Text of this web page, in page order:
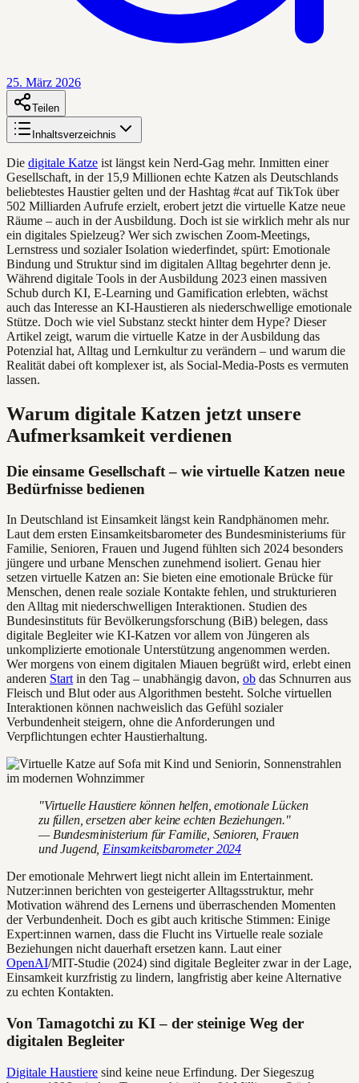
25. März 2026
Teilen
Inhaltsverzeichnis
Die digitale Katze ist längst kein Nerd-Gag mehr. Inmitten einer
Gesellschaft, in der 15,9 Millionen echte Katzen als Deutschlands
beliebtestes Haustier gelten und der Hashtag #cat auf TikTok über
502 Milliarden Aufrufe erzielt, erobert jetzt die virtuelle Katze neue
Räume – auch in der Ausbildung. Doch ist sie wirklich mehr als nur
ein digitales Spielzeug? Wer sich zwischen Zoom-Meetings,
Lernstress und sozialer Isolation wiederfindet, spürt: Emotionale
Bindung und Struktur sind im digitalen Alltag begehrter denn je.
Während digitale Tools in der Ausbildung 2023 einen massiven
Schub durch KI, E-Learning und Gamification erlebten, wächst
auch das Interesse an KI-Haustieren als niederschwellige emotionale
Stütze. Doch wie viel Substanz steckt hinter dem Hype? Dieser
Artikel zeigt, warum die virtuelle Katze in der Ausbildung das
Potenzial hat, Alltag und Lernkultur zu verändern – und warum die
Realität dabei oft komplexer ist, als Social-Media-Posts es vermuten
lassen.
Warum digitale Katzen jetzt unsere
Aufmerksamkeit verdienen
Die einsame Gesellschaft – wie virtuelle Katzen neue
Bedürfnisse bedienen
In Deutschland ist Einsamkeit längst kein Randphänomen mehr.
Laut dem ersten Einsamkeitsbarometer des Bundesministeriums für
Familie, Senioren, Frauen und Jugend fühlten sich 2024 besonders
jüngere und urbane Menschen zunehmend isoliert. Genau hier
setzen virtuelle Katzen an: Sie bieten eine emotionale Brücke für
Menschen, denen reale soziale Kontakte fehlen, und strukturieren
den Alltag mit niederschwelligen Interaktionen. Studien des
Bundesinstituts für Bevölkerungsforschung (BiB) belegen, dass
digitale Begleiter wie KI-Katzen vor allem von Jüngeren als
unkomplizierte emotionale Unterstützung angenommen werden.
Wer morgens von einem digitalen Miauen begrüßt wird, erlebt einen
anderen Start in den Tag – unabhängig davon, ob das Schnurren aus
Fleisch und Blut oder aus Algorithmen besteht. Solche virtuellen
Interaktionen können nachweislich das Gefühl sozialer
Verbundenheit steigern, ohne die Anforderungen und
Verpflichtungen echter Haustierhaltung.
"Virtuelle Haustiere können helfen, emotionale Lücken
zu füllen, ersetzen aber keine echten Beziehungen."
— Bundesministerium für Familie, Senioren, Frauen
und Jugend, Einsamkeitsbarometer 2024
Der emotionale Mehrwert liegt nicht allein im Entertainment.
Nutzer:innen berichten von gesteigerter Alltagsstruktur, mehr
Motivation während des Lernens und überraschenden Momenten
der Verbundenheit. Doch es gibt auch kritische Stimmen: Einige
Expert:innen warnen, dass die Flucht ins Virtuelle reale soziale
Beziehungen nicht dauerhaft ersetzen kann. Laut einer
OpenAI/MIT-Studie (2024) sind digitale Begleiter zwar in der Lage,
Einsamkeit kurzfristig zu lindern, langfristig aber keine Alternative
zu echten Kontakten.
Von Tamagotchi zu KI – der steinige Weg der
digitalen Begleiter
Digitale Haustiere sind keine neue Erfindung. Der Siegeszug